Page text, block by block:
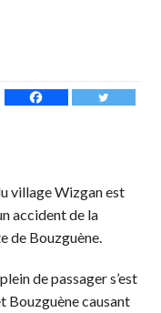
village Wizgan est
accident de la
de Bouzguène.
de passager s’est
Bouzguène causant